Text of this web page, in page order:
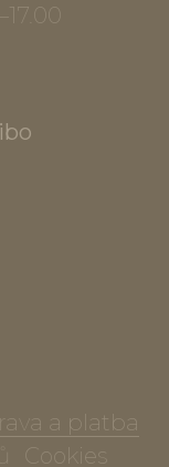
a platba
Cookies